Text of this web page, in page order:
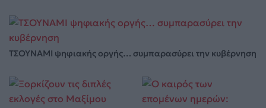
ΤΣΟΥΝΑΜΙ ψηφιακής οργής… συμπαρασύρει την κυβέρνηση